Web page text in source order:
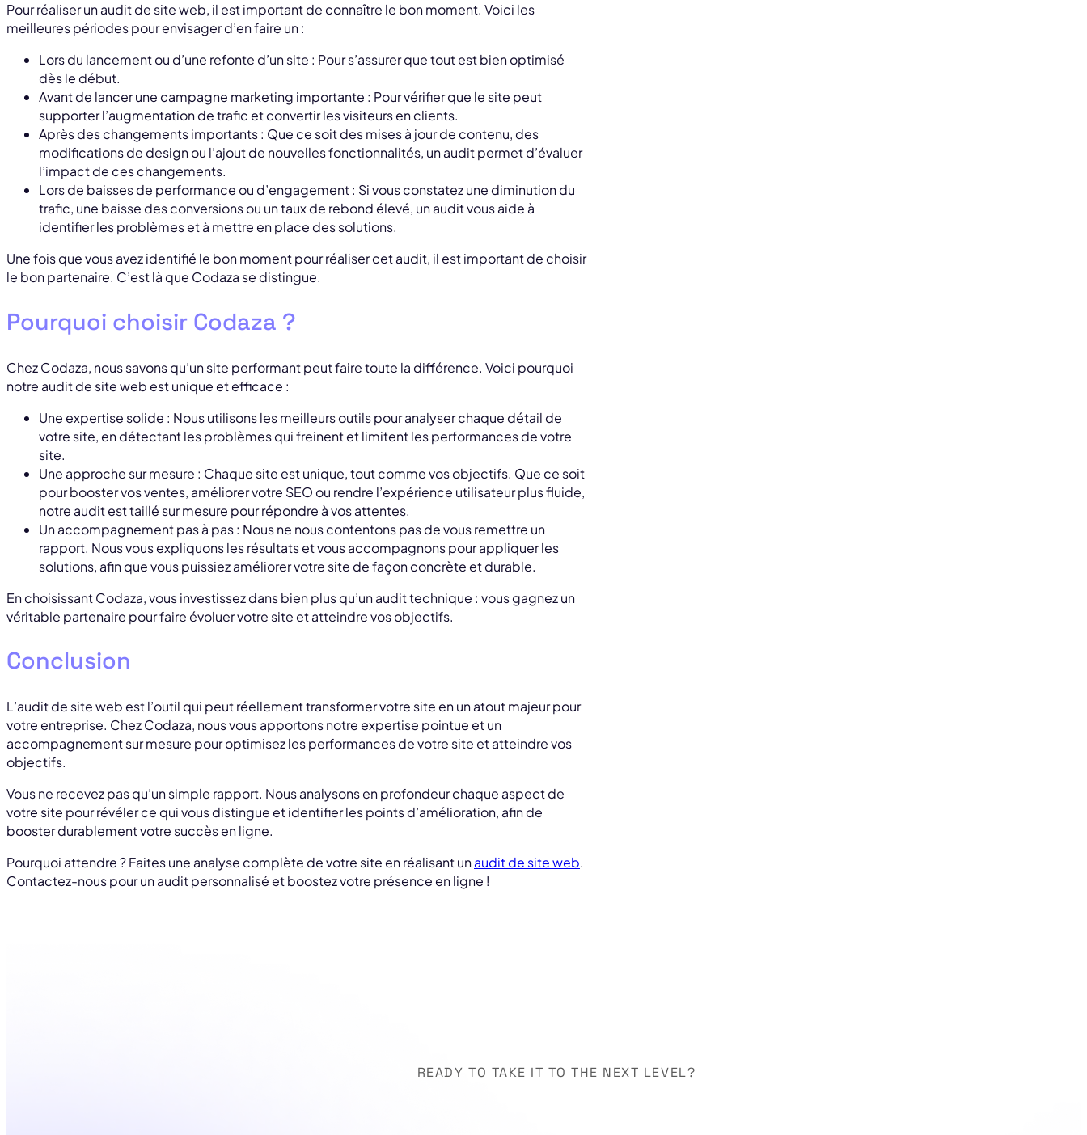
Pour réaliser un audit de site web, il est important de connaître le bon moment. Voici les
meilleures périodes pour envisager d’en faire un :
Lors du lancement ou d’une refonte d’un site : Pour s’assurer que tout est bien optimisé
dès le début.
Avant de lancer une campagne marketing importante : Pour vérifier que le site peut
supporter l’augmentation de trafic et convertir les visiteurs en clients.
Après des changements importants : Que ce soit des mises à jour de contenu, des
modifications de design ou l’ajout de nouvelles fonctionnalités, un audit permet d’évaluer
l’impact de ces changements.
Lors de baisses de performance ou d’engagement : Si vous constatez une diminution du
trafic, une baisse des conversions ou un taux de rebond élevé, un audit vous aide à
identifier les problèmes et à mettre en place des solutions.
Une fois que vous avez identifié le bon moment pour réaliser cet audit, il est important de choisir
le bon partenaire. C’est là que Codaza se distingue.
Pourquoi choisir Codaza ?
Chez Codaza, nous savons qu’un site performant peut faire toute la différence. Voici pourquoi
notre audit de site web est unique et efficace :
Une expertise solide : Nous utilisons les meilleurs outils pour analyser chaque détail de
votre site, en détectant les problèmes qui freinent et limitent les performances de votre
site.
Une approche sur mesure : Chaque site est unique, tout comme vos objectifs. Que ce soit
pour booster vos ventes, améliorer votre SEO ou rendre l’expérience utilisateur plus fluide,
notre audit est taillé sur mesure pour répondre à vos attentes.
Un accompagnement pas à pas : Nous ne nous contentons pas de vous remettre un
rapport. Nous vous expliquons les résultats et vous accompagnons pour appliquer les
solutions, afin que vous puissiez améliorer votre site de façon concrète et durable.
En choisissant Codaza, vous investissez dans bien plus qu’un audit technique : vous gagnez un
véritable partenaire pour faire évoluer votre site et atteindre vos objectifs.
Conclusion
L’audit de site web est l’outil qui peut réellement transformer votre site en un atout majeur pour
votre entreprise. Chez Codaza, nous vous apportons notre expertise pointue et un
accompagnement sur mesure pour optimisez les performances de votre site et atteindre vos
objectifs.
Vous ne recevez pas qu’un simple rapport. Nous analysons en profondeur chaque aspect de
votre site pour révéler ce qui vous distingue et identifier les points d’amélioration, afin de
booster durablement votre succès en ligne.
Pourquoi attendre ? Faites une analyse complète de votre site en réalisant unaudit de site web.
Contactez-nous pour un audit personnalisé et boostez votre présence en ligne !
READY TO TAKE IT TO THE NEXT LEVEL?